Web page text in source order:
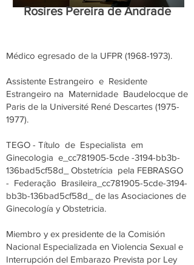
Rosires Pereira de Andrade
Médico egresado de la UFPR (1968-1973).
Assistente Estrangeiro e Residente
Estrangeiro na Maternidade Baudelocque de
Paris de la Université René Descartes (1975-
1977).
TEGO - Título de Especialista em
Ginecologia e_cc781905-5cde -3194-bb3b-
136bad5cf58d_ Obstetrícia pela FEBRASGO
- Federação Brasileira_cc781905-5cde-3194-
bb3b-136bad5cf58d_ de las Asociaciones de
Ginecología y Obstetricia.
Miembro y ex presidente de la Comisión
Nacional Especializada en Violencia Sexual e
Interrupción del Embarazo Prevista por Ley